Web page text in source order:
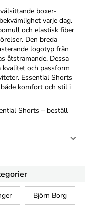
boxer-
varje dag.
och elastisk fiber
Den breda
logotyp från
åtstramande. Dessa
kvalitet och passform
Essential Shorts
komfort och stil i
Shorts – beställ
Björn Borg